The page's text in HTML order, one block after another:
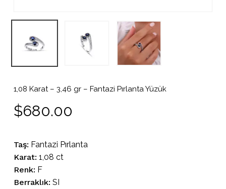
1,08 Karat – 3,46 gr – Fantazi Pırlanta Yüzük
$680.00
Taş: Fantazi Pırlanta
Karat: 1,08 ct
Renk: F
Berraklık: SI